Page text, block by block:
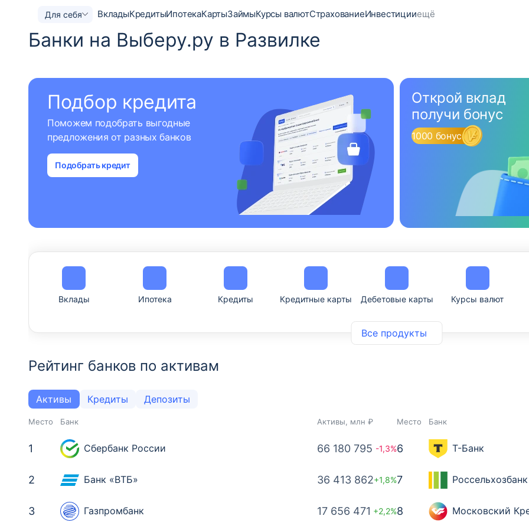
Для себя ВкладыКредитыИпотекаКартыЗаймыКурсы валютСтрахованиеИнвестицииещё
Банки на Выберу.ру в Развилке
Подбор кредита
Поможем подобрать выгодные
предложения от разных банков
Подобрать кредит
Открой вклад
получи бонус
1000 бонусов
Все продукты
Вклады Ипотека Кредиты Кредитные карты Дебетовые карты Курсы валют
Рейтинг банков по активам
Активы Кредиты Депозиты
Место Банк Активы, млн ₽
1 Сбербанк России 66 180 795 -1,3%
2 Банк «ВТБ» 36 413 862+1,8%
3 Газпромбанк 17 656 471 +2,2%
Место Банк
6 Т-Банк
7 Россельхозбанк
8 Московский